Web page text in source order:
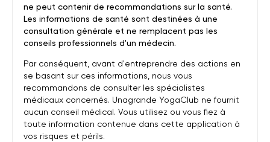
ne peut contenir de recommandations sur la santé.
Les informations de santé sont destinées à une
consultation générale et ne remplacent pas les
conseils professionnels d'un médecin.
Par conséquent, avant d'entreprendre des actions en
se basant sur ces informations, nous vous
recommandons de consulter les spécialistes
médicaux concernés. Unagrande YogaClub ne fournit
aucun conseil médical. Vous utilisez ou vous fiez à
toute information contenue dans cette application à
vos risques et périls.